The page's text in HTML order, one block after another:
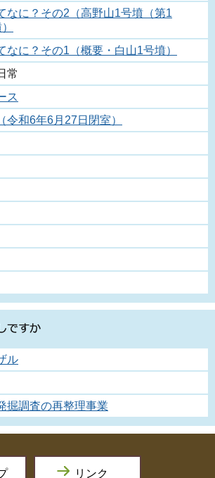
なに？その2（高野山1号墳（第1
なに？その1（概要・白山1号墳）
常
ス
令和6年6月27日閉室）
ル
掘調査の再整理事業
リンク